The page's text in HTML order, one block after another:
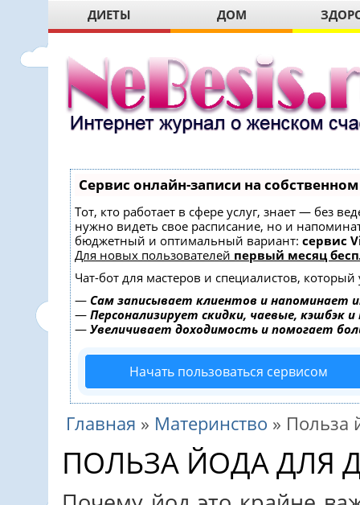
ДИЕТЫ ДОМ
Сервис онлайн-записи на
Тот, кто работает в сфере услуг, знает — без
нужно видеть свое расписание, но и
бюджетный и оптимальный вариант: сервис
Для новых пользователей первый месяц
Чат-бот для мастеров и специалистов,
— Сам записывает клиентов и напоминает
— Персонализирует скидки, чаевые, кэшбэк
— Увеличивает доходимость и помогает
Начать пользоваться сервисом
Главная » Материнство » Польза
ПОЛЬЗА ЙОДА ДЛЯ